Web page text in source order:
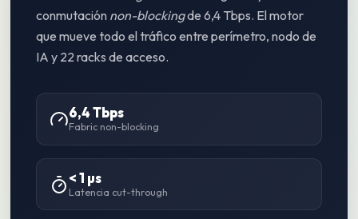
conmutación non-blockingde 6,4 Tbps. El motor
que mueve todo el tráfico entre perímetro, nodo de
IA y 22 racks de acceso.
6,4 Tbps
Fabric non-blocking
< 1 µs
Latencia cut-through